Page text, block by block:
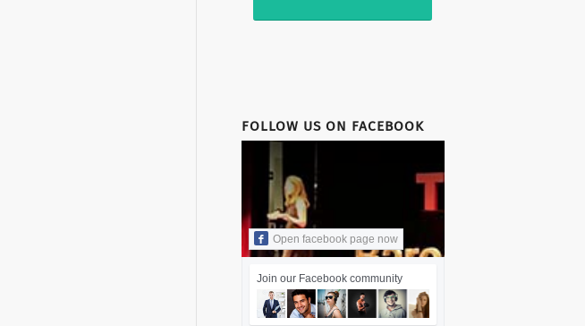
FOLLOW US ON FACEBOOK
Open facebook page now
Join our Facebook community